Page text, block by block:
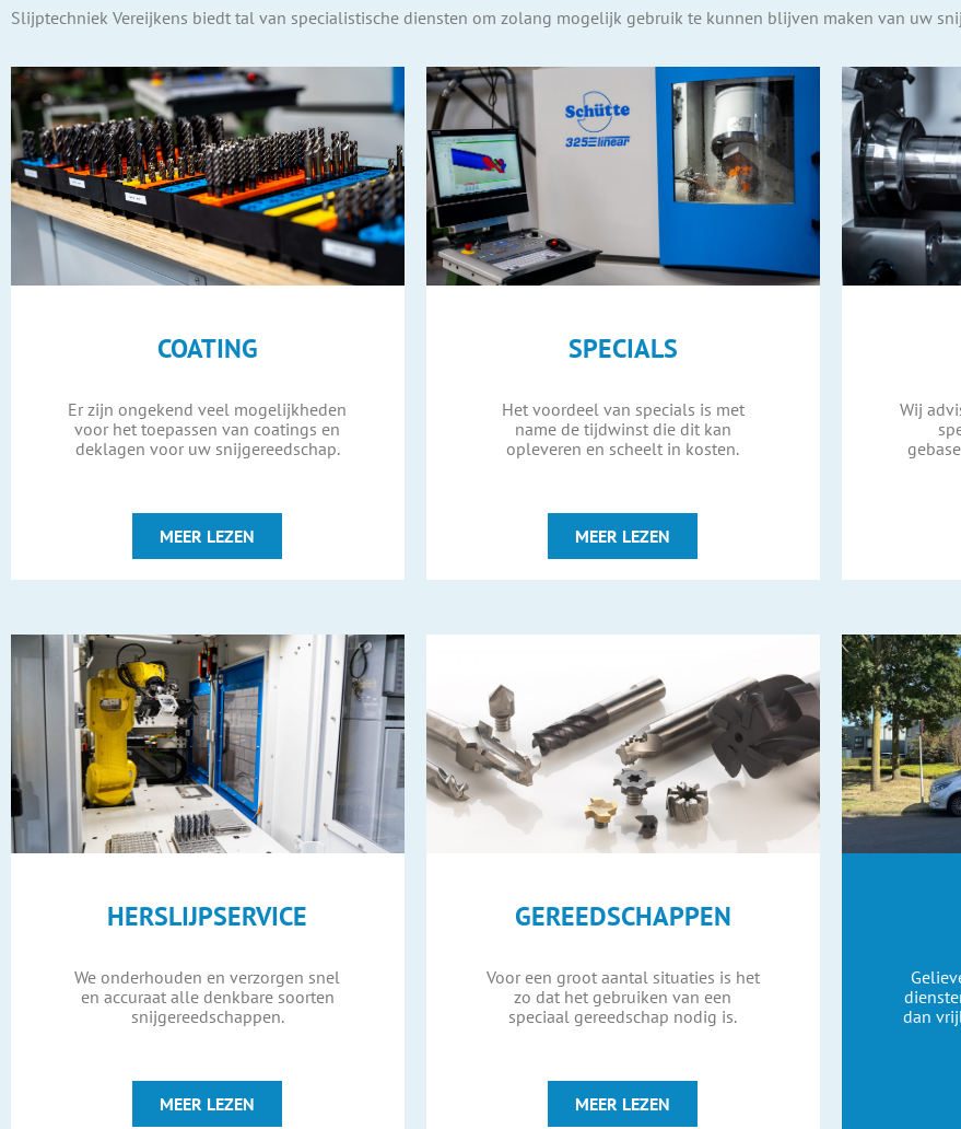
Slijptechniek Vereijkens biedt tal van specialistische diensten om zolang mogelijk gebruik te kunnen blijven maken van uw
COATING
Er zijn ongekend veel mogelijkheden
voor het toepassen van coatings en
deklagen voor uw snijgereedschap.
MEER LEZEN
SPECIALS
Het voordeel van specials is met
name de tijdwinst die dit kan
opleveren en scheelt in kosten.
MEER LEZEN
Wij
HERSLIJPSERVICE
We onderhouden en verzorgen snel
en accuraat alle denkbare soorten
snijgereedschappen.
MEER LEZEN
GEREEDSCHAPPEN
Voor een groot aantal situaties is het
zo dat het gebruiken van een
speciaal gereedschap nodig is.
MEER LEZEN
dan